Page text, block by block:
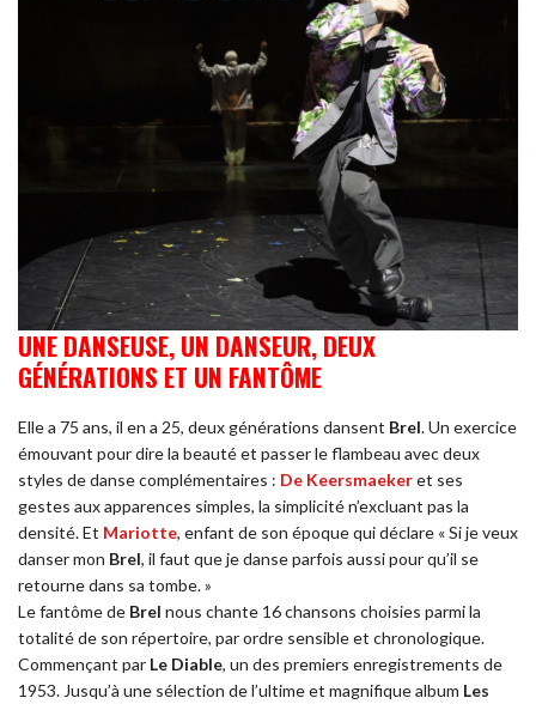
UNE DANSEUSE, UN DANSEUR, DEUX
GÉNÉRATIONS ET UN FANTÔME
Elle a 75 ans, il en a 25, deux générations dansent Brel. Un exercice
émouvant pour dire la beauté et passer le flambeau avec deux
styles de danse complémentaires : De Keersmaekeret ses
gestes aux apparences simples, la simplicité n’excluant pas la
densité. Et Mariotte, enfant de son époque qui déclare « Si je veux
danser mon Brel, il faut que je danse parfois aussi pour qu’il se
retourne dans sa tombe. »
Le fantôme de Brel nous chante 16 chansons choisies parmi la
totalité de son répertoire, par ordre sensible et chronologique.
Commençant par Le Diable, un des premiers enregistrements de
1953. Jusqu’à une sélection de l’ultime et magnifique album Les